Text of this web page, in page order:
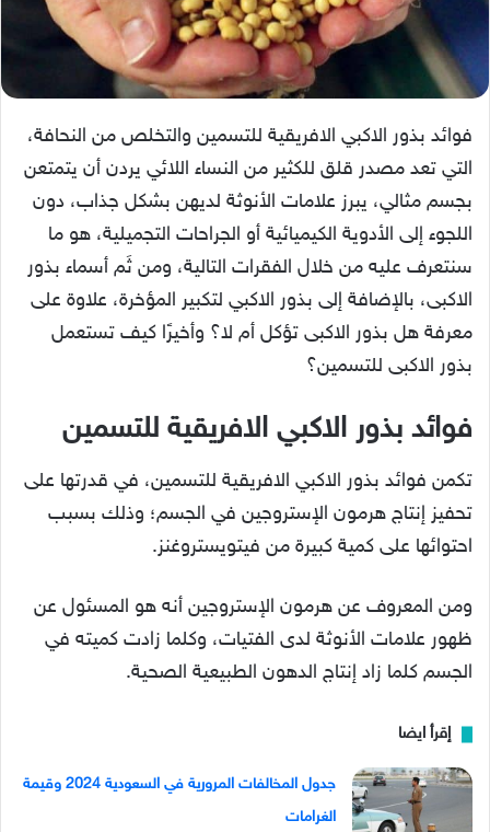
فوائد بذور الاكبي الافريقية للتسمين والتخلص من النحافة،
التي تعد مصدر قلق للكثير من النساء اللائي يردن أن يتمتعن
بجسم مثالي، يبرز علامات الأنوثة لديهن بشكل جذاب، دون
اللجوء إلى الأدوية الكيميائية أو الجراحات التجميلية، هو ما
سنتعرف عليه من خلال الفقرات التالية، ومن ثَم أسماء بذور
الاكبى، بالإضافة إلى بذور الاكبي لتكبير المؤخرة، علاوة على
معرفة هل بذور الاكبى تؤكل أم لا؟ وأخيرًا كيف تستعمل
بذور الاكبى للتسمين؟
فوائد بذور الاكبي الافريقية للتسمين
تكمن فوائد بذور الاكبي الافريقية للتسمين، في قدرتها على
تحفيز إنتاج هرمون الإستروجين في الجسم؛ وذلك بسبب
احتوائها على كمية كبيرة من فيتويستروغنز.
ومن المعروف عن هرمون الإستروجين أنه هو المسئول عن
ظهور علامات الأنوثة لدى الفتيات، وكلما زادت كميته في
الجسم كلما زاد إنتاج الدهون الطبيعية الصحية.
إقرأ ايضا
جدول المخالفات المرورية في السعودية 2024 وقيمة
الغرامات